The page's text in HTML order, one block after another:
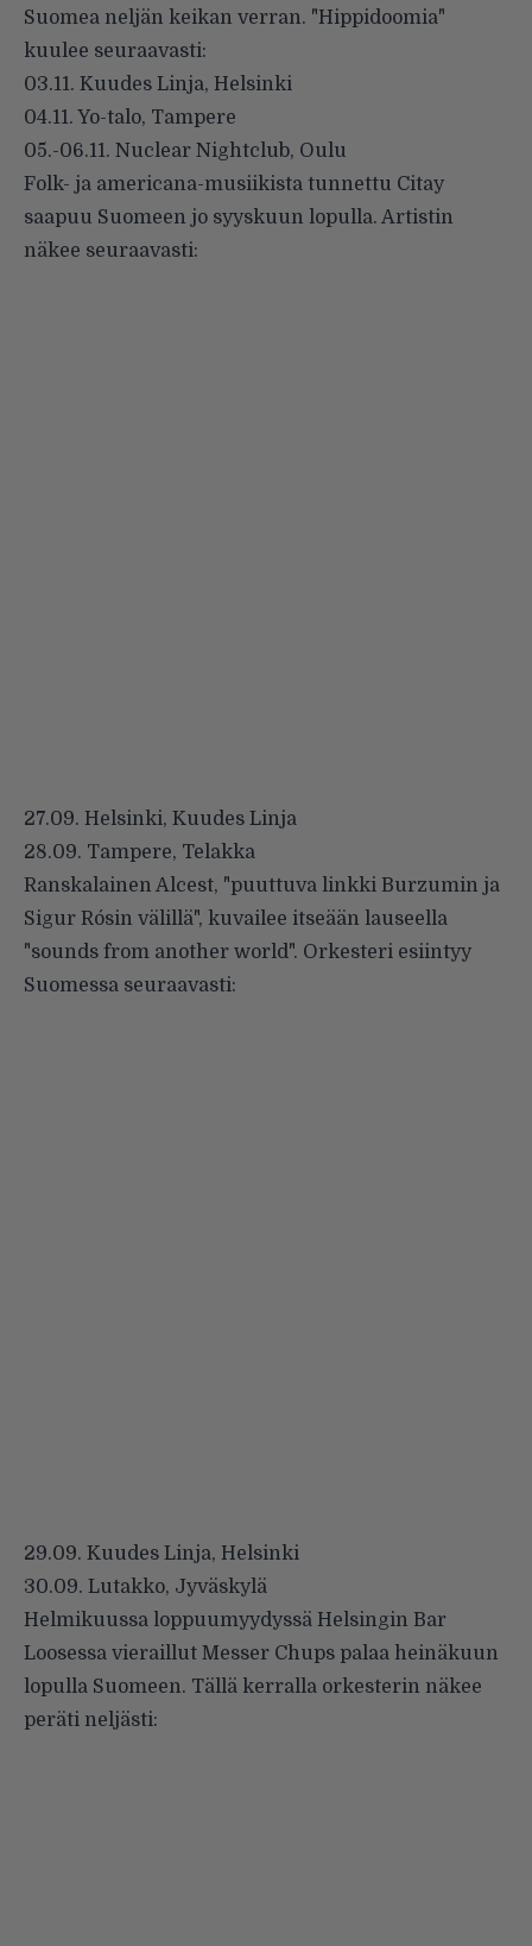
Suomea neljän keikan verran. "Hippidoomia"
kuulee seuraavasti:
03.11. Kuudes Linja, Helsinki
04.11. Yo-talo, Tampere
05.-06.11. Nuclear Nightclub, Oulu
Folk- ja americana-musiikista tunnettu Citay
saapuu Suomeen jo syyskuun lopulla. Artistin
näkee seuraavasti:
27.09. Helsinki, Kuudes Linja
28.09. Tampere, Telakka
Ranskalainen Alcest, "puuttuva linkki Burzumin ja
Sigur Rósin välillä", kuvailee itseään lauseella
"sounds from another world". Orkesteri esiintyy
Suomessa seuraavasti:
29.09. Kuudes Linja, Helsinki
30.09. Lutakko, Jyväskylä
Helmikuussa loppuumyydyssä Helsingin Bar
Loosessa vieraillut Messer Chups palaa heinäkuun
lopulla Suomeen. Tällä kerralla orkesterin näkee
peräti neljästi: